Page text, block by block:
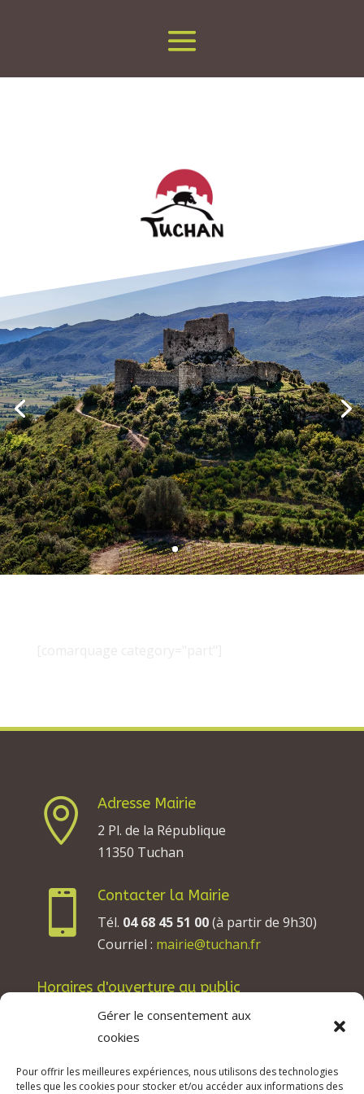
Gérer le consentement aux
cookies
Pour offrir les meilleures expériences, nous utilisons des technologies
telles que les cookies pour stocker et/ou accéder aux informations des

Adresse Mairie
2 Pl. de la République
11350 Tuchan

Contacter la Mairie
Tél. 04 68 45 51 00(à partir de 9h30)
Courriel : mairie@tuchan.fr
Horaires d'ouverture au public
Les lundis, mardis et jeudis : de 8h à 12h et de
13h30 à 17h30.
Les vendredis : de 8h à 12h.